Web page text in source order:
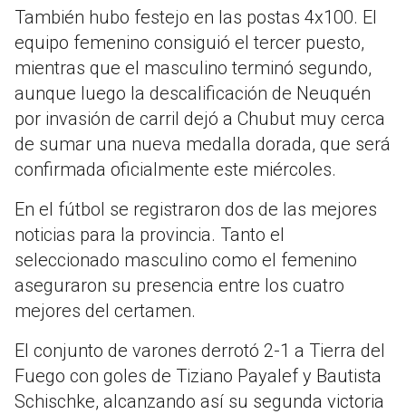
También hubo festejo en las postas 4x100. El
equipo femenino consiguió el tercer puesto,
mientras que el masculino terminó segundo,
aunque luego la descalificación de Neuquén
por invasión de carril dejó a Chubut muy cerca
de sumar una nueva medalla dorada, que será
confirmada oficialmente este miércoles.
En el fútbol se registraron dos de las mejores
noticias para la provincia. Tanto el
seleccionado masculino como el femenino
aseguraron su presencia entre los cuatro
mejores del certamen.
El conjunto de varones derrotó 2-1 a Tierra del
Fuego con goles de Tiziano Payalef y Bautista
Schischke, alcanzando así su segunda victoria